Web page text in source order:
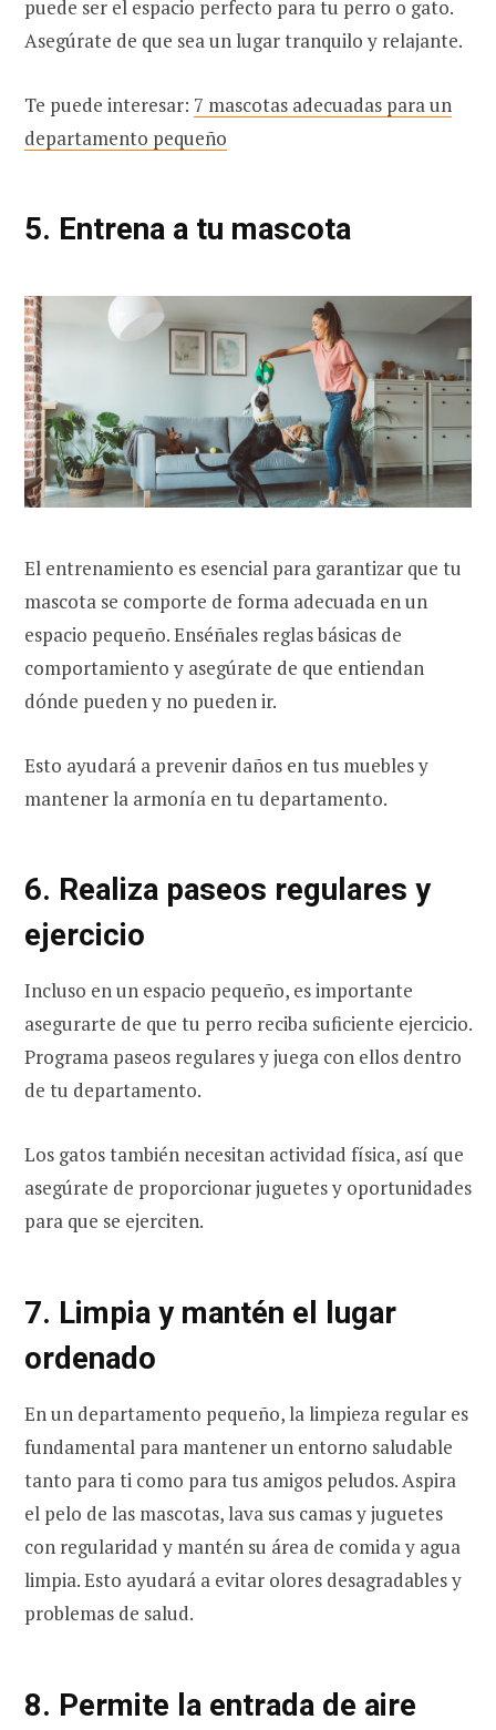
puede ser el espacio perfecto para tu perro o gato.
Asegúrate de que sea un lugar tranquilo y relajante.
Te puede interesar: 7 mascotas adecuadas para un
departamento pequeño
5. Entrena a tu mascota
El entrenamiento es esencial para garantizar que tu
mascota se comporte de forma adecuada en un
espacio pequeño. Enséñales reglas básicas de
comportamiento y asegúrate de que entiendan
dónde pueden y no pueden ir.
Esto ayudará a prevenir daños en tus muebles y
mantener la armonía en tu departamento.
6. Realiza paseos regulares y
ejercicio
Incluso en un espacio pequeño, es importante
asegurarte de que tu perro reciba suficiente ejercicio.
Programa paseos regulares y juega con ellos dentro
de tu departamento.
Los gatos también necesitan actividad física, así que
asegúrate de proporcionar juguetes y oportunidades
para que se ejerciten.
7. Limpia y mantén el lugar
ordenado
En un departamento pequeño, la limpieza regular es
fundamental para mantener un entorno saludable
tanto para ti como para tus amigos peludos. Aspira
el pelo de las mascotas, lava sus camas y juguetes
con regularidad y mantén su área de comida y agua
limpia. Esto ayudará a evitar olores desagradables y
problemas de salud.
8. Permite la entrada de aire